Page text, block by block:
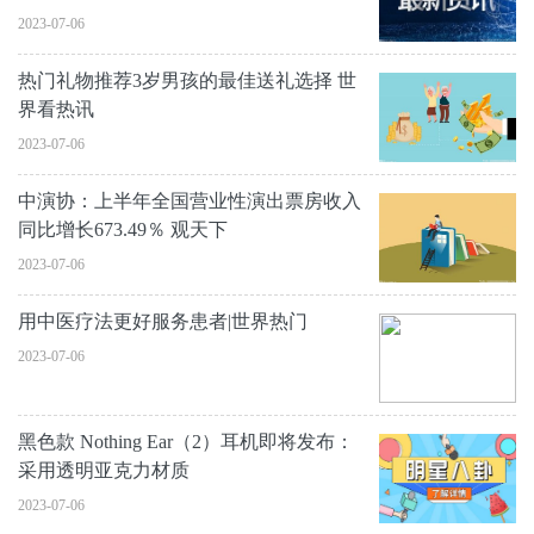
2023-07-06
热门礼物推荐3岁男孩的最佳送礼选择 世
界看热讯
2023-07-06
中演协：上半年全国营业性演出票房收入
同比增长673.49％ 观天下
2023-07-06
用中医疗法更好服务患者|世界热门
2023-07-06
黑色款 Nothing Ear（2）耳机即将发布：
采用透明亚克力材质
2023-07-06